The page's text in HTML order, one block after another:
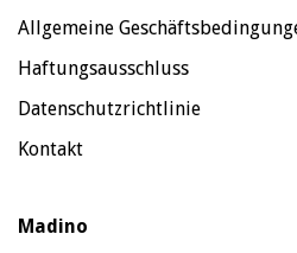
Allgemeine
Haftungsausschluss
Datenschutzrichtlinie
Kontakt
Madino